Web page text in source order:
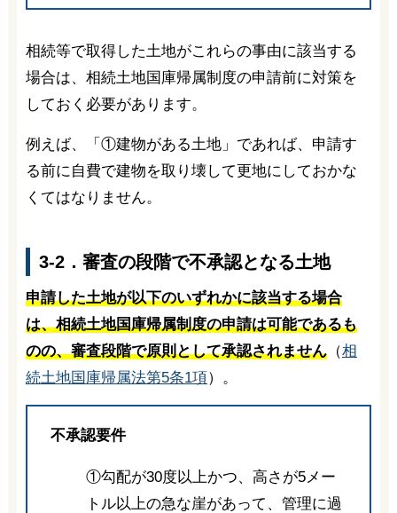
相続等で取得した土地がこれらの事由に該当する
場合は、相続土地国庫帰属制度の申請前に対策を
しておく必要があります。
例えば、「①建物がある土地」であれば、申請す
る前に自費で建物を取り壊して更地にしておかな
くてはなりません。
3-2．審査の段階で不承認となる土地
申請した土地が以下のいずれかに該当する場合
は、相続土地国庫帰属制度の申請は可能であるも
のの、審査段階で原則として承認されません（相
続土地国庫帰属法第5条1項）。
不承認要件
①勾配が30度以上かつ、高さが5メー
トル以上の急な崖があって、管理に過